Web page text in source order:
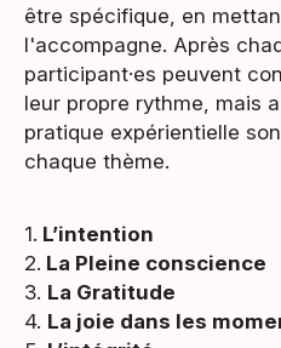
être spécifique, en
l'accompagne. Après
participant·es peuvent
leur propre rythme, mais
pratique expérientielle
chaque thème.
1. L’intention
2. La Pleine conscience
3. La Gratitude
4. La joie dans les